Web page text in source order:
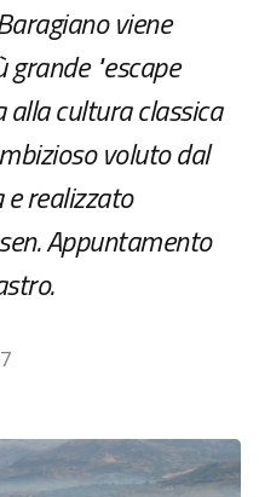
viene
"escape
cultura classica
voluto dal
e realizzato
Appuntamento